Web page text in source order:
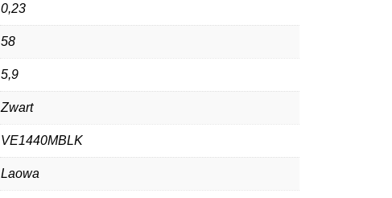
0,23
58
5,9
Zwart
VE1440MBLK
Laowa